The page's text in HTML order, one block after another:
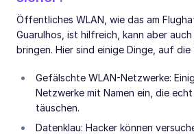
Öffentliches WLAN, wie das am
Guarulhos, ist hilfreich, kann aber auch
bringen. Hier sind einige Dinge, auf
Gefälschte WLAN-Netzwerke:
Netzwerke mit Namen ein, die
täuschen.
Datenklau: Hacker können